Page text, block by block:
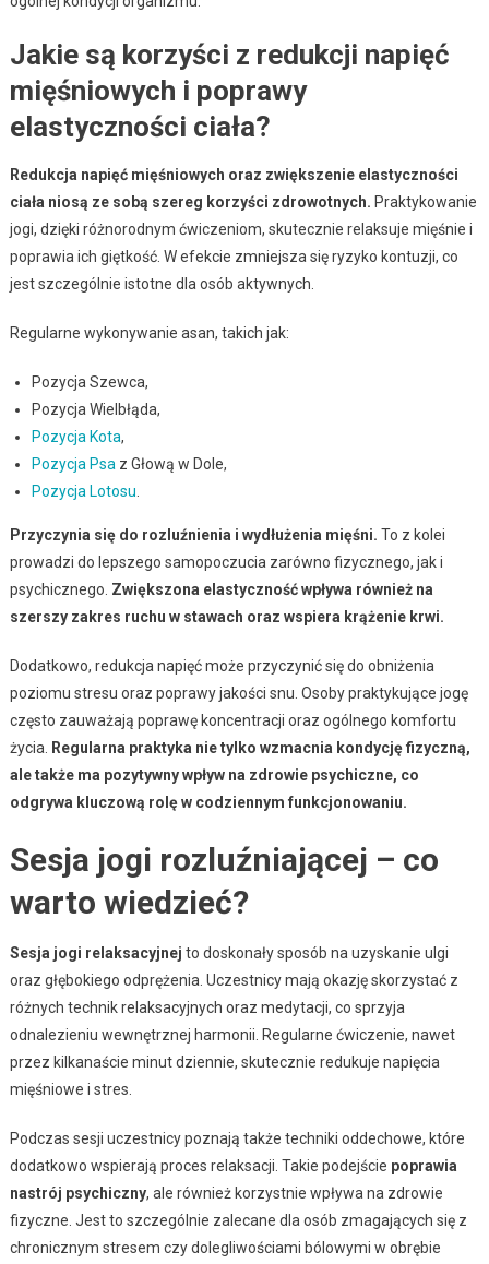
Jakie są korzyści z redukcji napięć
mięśniowych i poprawy
elastyczności ciała?
Redukcja napięć mięśniowych oraz zwiększenie elastyczności
ciała niosą ze sobą szereg korzyści zdrowotnych. Praktykowanie
jogi, dzięki różnorodnym ćwiczeniom, skutecznie relaksuje mięśnie i
poprawia ich giętkość. W efekcie zmniejsza się ryzyko kontuzji, co
jest szczególnie istotne dla osób aktywnych.
Regularne wykonywanie asan, takich jak:
Pozycja Szewca,
Pozycja Wielbłąda,
Pozycja Kota,
Pozycja Psa z Głową w Dole,
Pozycja Lotosu
Przyczynia się do rozluźnienia i wydłużenia mięśni. To z kolei
prowadzi do lepszego samopoczucia zarówno fizycznego, jak i
psychicznego. Zwiększona elastyczność wpływa również na
szerszy zakres ruchu w stawach oraz wspiera krążenie krwi.
Dodatkowo, redukcja napięć może przyczynić się do obniżenia
poziomu stresu oraz poprawy jakości snu. Osoby praktykujące jogę
często zauważają poprawę koncentracji oraz ogólnego komfortu
życia. Regularna praktyka nie tylko wzmacnia kondycję fizyczną,
ale także ma pozytywny wpływ na zdrowie psychiczne, co
odgrywa kluczową rolę w codziennym funkcjonowaniu.
Sesja jogi rozluźniającej – co
warto wiedzieć?
Sesja jogi relaksacyjnej to doskonały sposób na uzyskanie ulgi
oraz głębokiego odprężenia. Uczestnicy mają okazję skorzystać z
różnych technik relaksacyjnych oraz medytacji, co sprzyja
odnalezieniu wewnętrznej harmonii. Regularne ćwiczenie, nawet
przez kilkanaście minut dziennie, skutecznie redukuje napięcia
mięśniowe i stres.
Podczas sesji uczestnicy poznają także techniki oddechowe, które
dodatkowo wspierają proces relaksacji. Takie podejście poprawia
nastrój psychiczny, ale również korzystnie wpływa na zdrowie
fizyczne. Jest to szczególnie zalecane dla osób zmagających się z
chronicznym stresem czy dolegliwościami bólowymi w obrębie